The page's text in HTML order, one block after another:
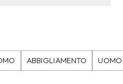
ABBIGLIAMENTO UOMO